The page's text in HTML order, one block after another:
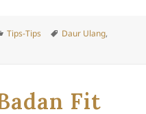
Categories
Tips-Tips Tags
Daur Ulang,
Keranjang Buah untuk
Fit